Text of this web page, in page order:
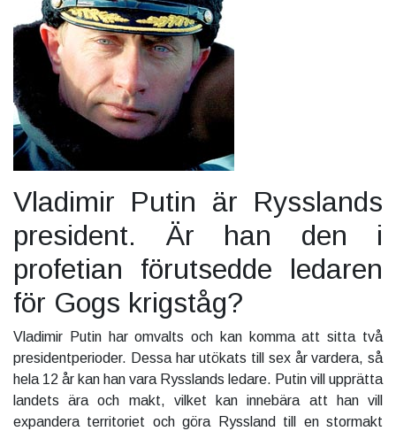
Vladimir Putin är Rysslands
president. Är han den i
profetian förutsedde ledaren
för Gogs krigståg?
Vladimir Putin har omvalts och kan komma att sitta två
presidentperioder. Dessa har utökats till sex år vardera, så
hela 12 år kan han vara Rysslands ledare. Putin vill upprätta
landets ära och makt, vilket kan innebära att han vill
expandera territoriet och göra Ryssland till en stormakt